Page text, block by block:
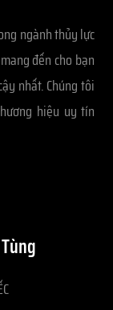
ngành thủy lực
đến cho bạn
nhất. Chúng tôi
hiệu uy tín